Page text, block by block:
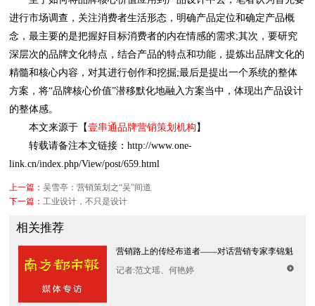
的整体感。
本文来源于【壹串通品牌营销策划机构 】
link.cn/index.php/View/post/659.html
上一篇：吴雪亭：营销策划之“吴”间道
下一篇：工业设计，不只是设计
相关推荐
营销路上的传经布道者——对话营销专家李锦魁
记者:范文瑶、何艳婷